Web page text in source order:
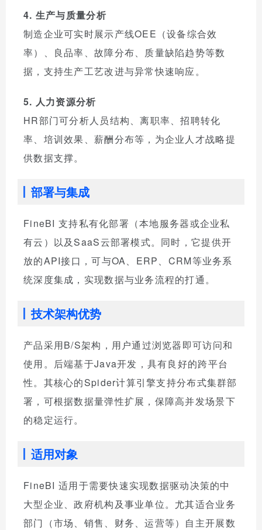
4. 生产与质量分析
制造企业可实时展示产线OEE（设备综合效
率）、良品率、故障分布、质量缺陷趋势等数
据，支持生产工艺改进与异常快速响应。
5. 人力资源分析
HR部门可分析人员结构、离职率、招聘转化
率、培训效果、薪酬分布等，为企业人才战略提
供数据支撑。
部署与集成
FineBI 支持私有化部署（本地服务器或企业私
有云）以及SaaS云部署模式。同时，它提供开
放的API接口，可与OA、ERP、CRM等业务系
统深度集成，实现数据与业务流程的打通。
技术架构优势
产品采用B/S架构，用户通过浏览器即可访问和
使用。后端基于Java开发，具有良好的跨平台
性。其核心的Spider计算引擎支持分布式集群部
署，可根据数据量弹性扩展，保障高并发场景下
的稳定运行。
适用对象
FineBI 适用于需要快速实现数据驱动决策的中
大型企业、政府机构及事业单位。尤其适合业务
部门（市场、销售、财务、运营等）自主开展数